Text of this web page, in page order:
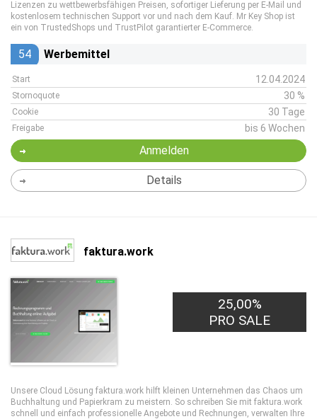
Lizenzen zu wettbewerbsfähigen Preisen, sofortiger Lieferung per E-Mail und
kostenlosem technischen Support vor und nach dem Kauf. Mr Key Shop ist
ein von TrustedShops und TrustPilot garantierter E-Commerce.
54 Werbemittel
Start 12.04.2024
Stornoquote 30 %
Cookie 30 Tage
Freigabe bis 6 Wochen
Anmelden
Details
faktura.work
1,00€
PRO LEAD
25,00%
PRO SALE
Unsere Cloud Lösung faktura.work hilft kleinen Unternehmen das Chaos um
Buchhaltung und Papierkram zu meistern. So schreiben Sie mit faktura.work
schnell und einfach professionelle Angebote und Rechnungen, verwalten Ihre